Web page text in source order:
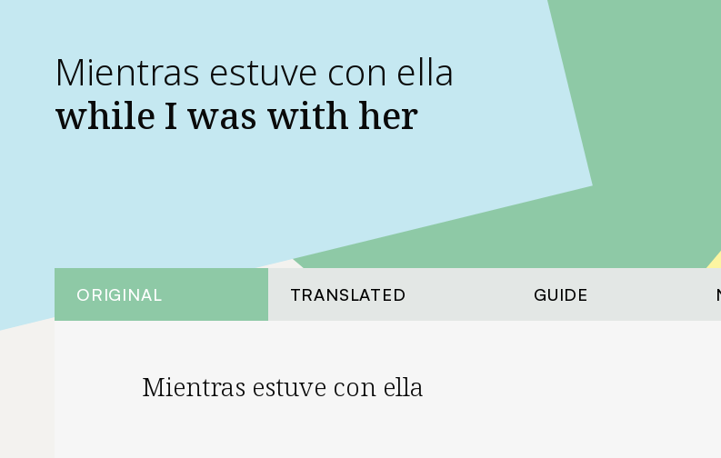
Mientras estuve con ella
while I was with her
ORIGINAL TRANSLATED GUIDE
Mientras estuve con ella